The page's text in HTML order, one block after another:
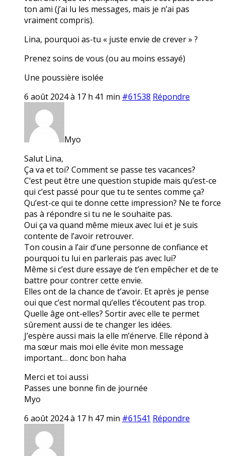
ton ami (j’ai lu les messages, mais je n’ai pas
vraiment compris).
Lina, pourquoi as-tu « juste envie de crever » ?
Prenez soins de vous (ou au moins essayé)
Une poussière isolée
6 août 2024 à 17 h 41 min #61538 Répondre
Myo
Salut Lina,
Ça va et toi? Comment se passe tes vacances?
C’est peut être une question stupide mais qu’est-ce
qui c’est passé pour que tu te sentes comme ça?
Qu’est-ce qui te donne cette impression? Ne te force
pas à répondre si tu ne le souhaite pas.
Oui ça va quand même mieux avec lui et je suis
contente de l’avoir retrouver.
Ton cousin a l’air d’une personne de confiance et
pourquoi tu lui en parlerais pas avec lui?
Même si c’est dure essaye de t’en empêcher et de te
battre pour contrer cette envie.
Elles ont de la chance de t’avoir. Et après je pense
oui que c’est normal qu’elles t’écoutent pas trop.
Quelle âge ont-elles? Sortir avec elle te permet
sûrement aussi de te changer les idées.
J’espère aussi mais la elle m’énerve. Elle répond à
ma sœur mais moi elle évite mon message
important… donc bon haha
Merci et toi aussi
Passes une bonne fin de journée
Myo
6 août 2024 à 17 h 47 min #61541 Répondre